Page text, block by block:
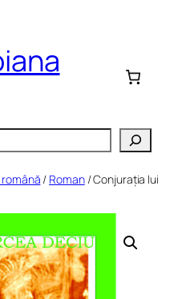
/ Roman/ Conjurația lui